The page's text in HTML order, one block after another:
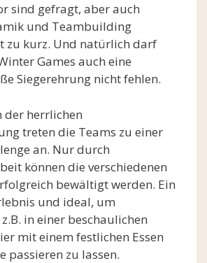
sind gefragt, aber auch
und Teambuilding
zu kurz. Und natürlich darf
Games auch eine
Siegerehrung nicht fehlen.
der herrlichen
treten die Teams zu einer
an. Nur durch
können die verschiedenen
bewältigt werden. Ein
und ideal, um
in einer beschaulichen
mit einem festlichen Essen
passieren zu lassen.